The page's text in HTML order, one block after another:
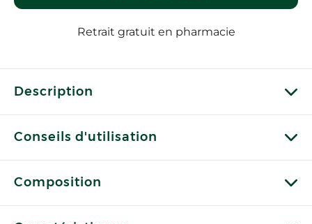
Retrait gratuit en pharmacie
Description
Conseils d'utilisation
Composition